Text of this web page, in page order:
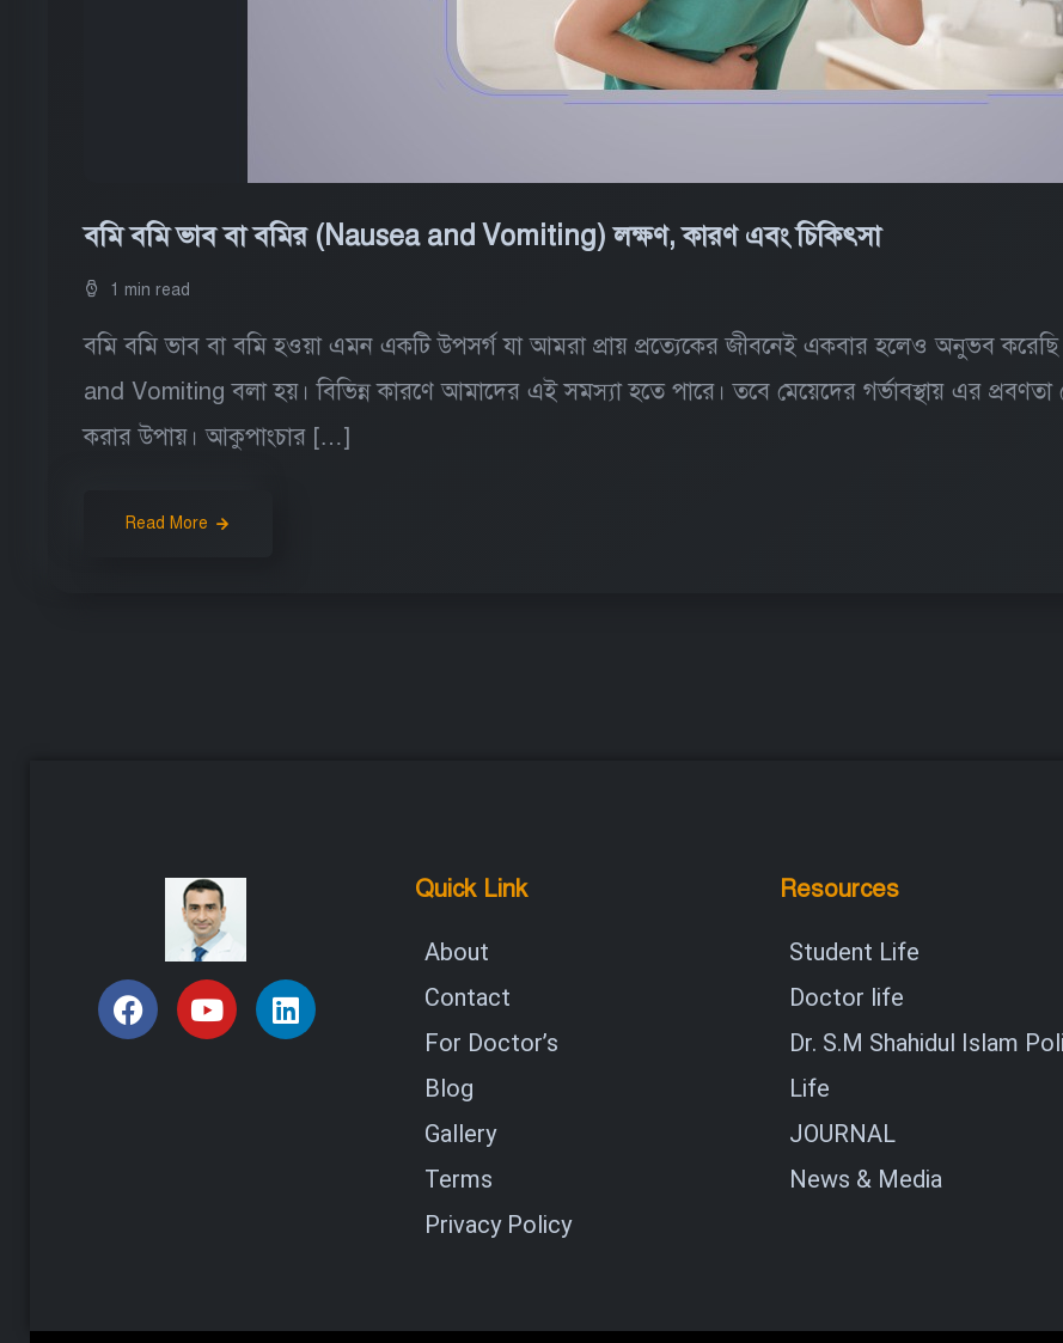
বমি বমি ভাব বা বমির (Nausea and Vomiting) লক্ষণ, কারণ এবং চিকিৎসা
1 min read
বমি বমি ভাব বা বমি হওয়া এমন একটি উপসর্গ যা আমরা প্রায় প্রত্যেকের জীবনেই একবার হলেও অনুভব
and Vomiting বলা হয়। বিভিন্ন কারণে আমাদের এই সমস্যা হতে পারে। তবে মেয়েদের গর্ভাবস্থায় এর
করার উপায়। আকুপাংচার […]
Read More
Quick Link
About
Contact
For Doctor’s
Blog
Gallery
Terms
Privacy Policy
Resources
Student Life
Doctor life
Dr. S.M Shahidul Islam
Life
JOURNAL
News & Media